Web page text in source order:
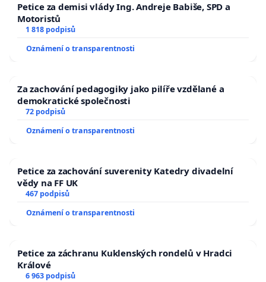
Petice za demisi vlády Ing. Andreje Babiše, SPD a
Motoristů
1 818 podpisů
Oznámení o transparentnosti
Za zachování pedagogiky jako pilíře vzdělané a
demokratické společnosti
72 podpisů
Oznámení o transparentnosti
Petice za zachování suverenity Katedry divadelní
vědy na FF UK
467 podpisů
Oznámení o transparentnosti
Petice za záchranu Kuklenských rondelů v Hradci
Králové
6 963 podpisů